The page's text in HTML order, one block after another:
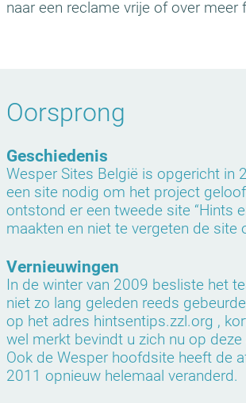
naar een reclame vrije of over
Oorsprong
Geschiedenis
Wesper Sites België is opgericht in
een site nodig om het project
ontstond er een tweede site “Hints
maakten en niet te vergeten de site
Vernieuwingen
In de winter van 2009 besliste het
niet zo lang geleden reeds
op het adres hintsentips.zzl.org ,
wel merkt bevindt u zich nu op deze
Ook de Wesper hoofdsite heeft de
2011 opnieuw helemaal veranderd.